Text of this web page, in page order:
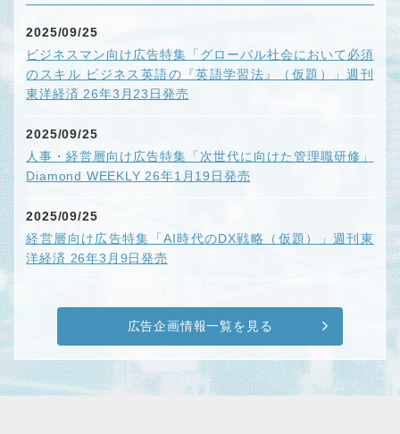
2025/09/25
ビジネスマン向け広告特集「グローバル社会において必須
のスキル ビジネス英語の『英語学習法』（仮題）」週刊
東洋経済 26年3月23日発売
2025/09/25
人事・経営層向け広告特集「次世代に向けた管理職研修」
Diamond WEEKLY 26年1月19日発売
2025/09/25
経営層向け広告特集「AI時代のDX戦略（仮題）」週刊東
洋経済 26年3月9日発売
広告企画情報一覧を見る